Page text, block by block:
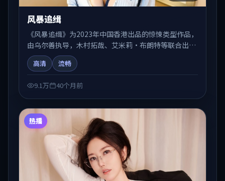
风暴追缉
《风暴追缉》为2023年中国香港出品的惊悚类型作品，
由乌尔善执导，木村拓哉、艾米莉·布朗特等联合出
演。剧情在人物弧光与节奏推进中展开，兼具叙事张力
与视听质感。适合关注国产在线观看、热播国产剧与院
高清 流畅
9.1万 40个月前
热播